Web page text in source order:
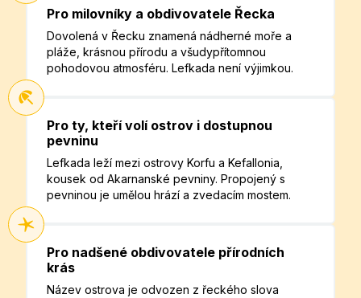
Pro milovníky a obdivovatele Řecka
Dovolená v Řecku znamená nádherné moře a
pláže, krásnou přírodu a všudypřítomnou
pohodovou atmosféru. Lefkada není výjimkou.
Pro ty, kteří volí ostrov i dostupnou
pevninu
Lefkada leží mezi ostrovy Korfu a Kefallonia,
kousek od Akarnanské pevniny. Propojený s
pevninou je umělou hrází a zvedacím mostem.
Pro nadšené obdivovatele přírodních
krás
Název ostrova je odvozen z řeckého slova